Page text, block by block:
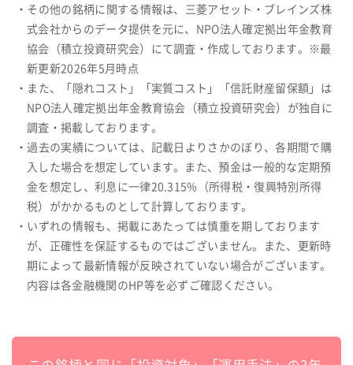
・その他の銘柄に関する情報は、三菱アセット・ブレインズ株
式会社からのデータ提供を元に、NPO法人確定拠出年金教育
協会（積立投資研究会）にて調査・作成しております。※最
新更新2026年5月時点
・また、「隠れコスト」「実質コスト」「信託財産留保額」は
NPO法人確定拠出年金教育協会（積立投資研究会）が独自に
調査・掲載しております。
・過去の実績については、記載日よりさかのぼり、各期間で購
入した場合を想定しています。また、預金は一般的な定期預
金を想定し、利息に一律20.315%（所得税・復興特別所得
税）がかかるものとして計算しております。
・いずれの情報も、掲載にあたっては慎重を期しております
が、正確性を保証するものではございません。また、更新時
期によって最新情報が反映されていない場合がございます。
内容は各金融機関のHP等を必ずご確認ください。